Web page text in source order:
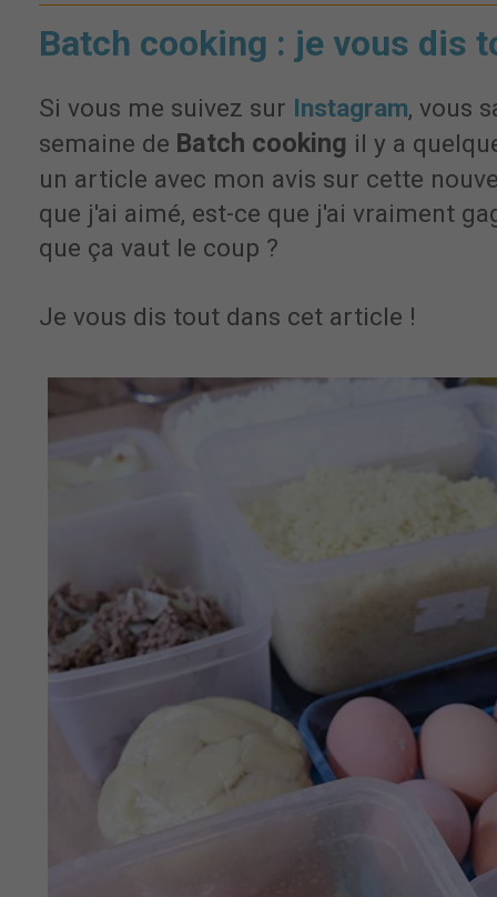
Batch cooking : je vous dis
Si vous me suivez sur Instagram, vous
semaine de Batch cooking il y a
un article avec mon avis sur cette
que j'ai aimé, est-ce que j'ai vraiment
que ça vaut le coup ?
Je vous dis tout dans cet article !